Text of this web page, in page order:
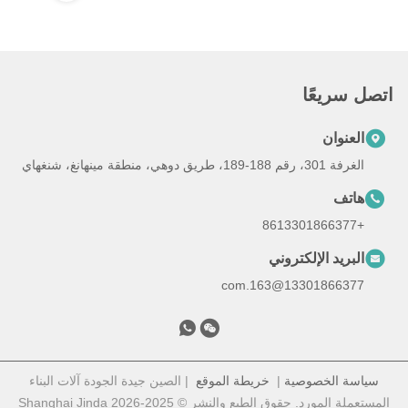
اتصل سريعًا
العنوان
الغرفة 301، رقم 188-189، طريق دوهي، منطقة مينهانغ، شنغهاي
هاتف
+8613301866377
البريد الإلكتروني
13301866377@163.com
سياسة الخصوصية | خريطة الموقع | الصين جيدة الجودة آلات البناء
المستعملة المورد. حقوق الطبع والنشر © 2025-2026 Shanghai Jinda